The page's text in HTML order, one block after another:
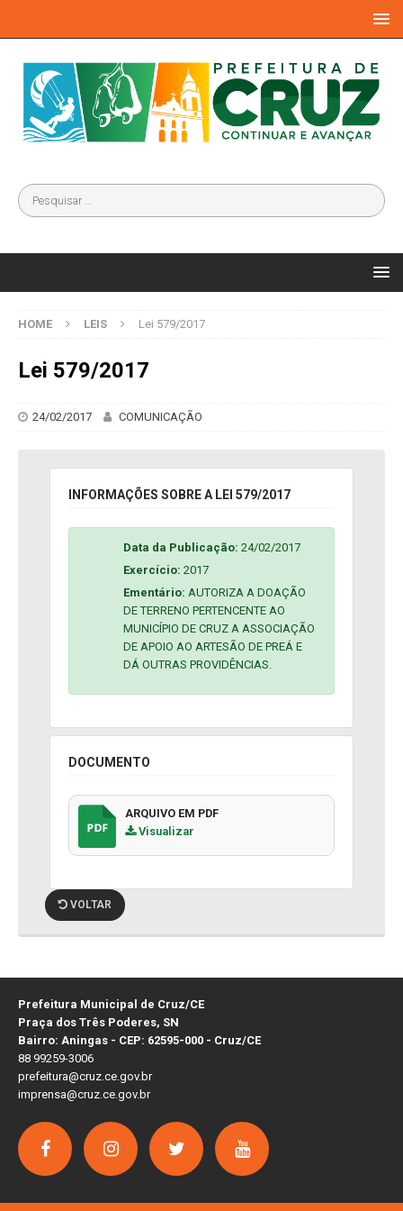
HOME LEIS Lei 579/2017
Lei 579/2017
24/02/2017 COMUNICAÇÃO
INFORMAÇÕES SOBRE A LEI 579/2017
Data da Publicação: 24/02/2017
Exercício: 2017
Ementário: AUTORIZA A DOAÇÃO
DE TERRENO PERTENCENTE AO
MUNICÍPIO DE CRUZ A ASSOCIAÇÃO
DE APOIO AO ARTESÃO DE PREÁ E
DÁ OUTRAS PROVIDÊNCIAS.
DOCUMENTO
ARQUIVO EM PDF
Visualizar
VOLTAR
Prefeitura Municipal de Cruz/CE
Praça dos Três Poderes, SN
Bairro: Aningas - CEP: 62595-000 - Cruz/CE
88 99259-3006
prefeitura@cruz.ce.gov.br
imprensa@cruz.ce.gov.br